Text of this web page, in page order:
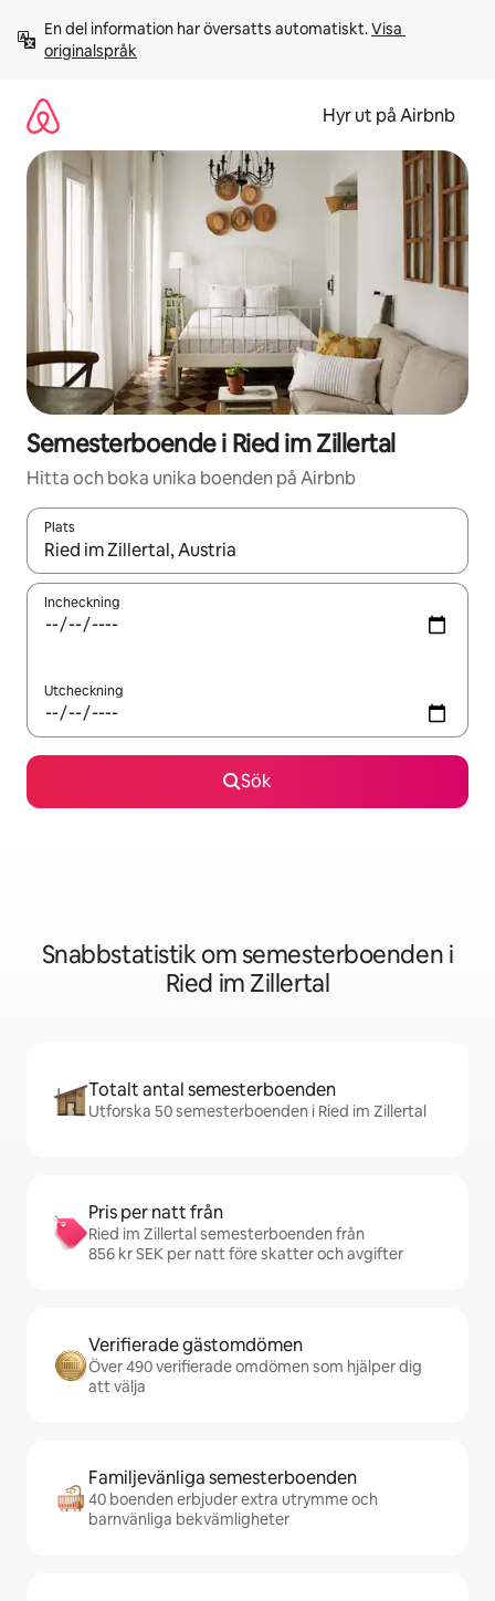
innehåll
En del information har översatts automatiskt. Visa
originalspråk
Hyr ut på Airbnb
Semesterboende i Ried im Zillertal
Hitta och boka unika boenden på Airbnb
Plats
När resultaten är tillgängliga kan du navigera med upp- och
Incheckning
Utcheckning
Sök
Snabbstatistik om semesterboenden i
Ried im Zillertal
Totalt antal semesterboenden
Utforska 50 semesterboenden i Ried im Zillertal
Pris per natt från
Ried im Zillertal semesterboenden från
856 kr SEK per natt före skatter och avgifter
Verifierade gästomdömen
Över 490 verifierade omdömen som hjälper dig
att välja
Familjevänliga semesterboenden
40 boenden erbjuder extra utrymme och
barnvänliga bekvämligheter